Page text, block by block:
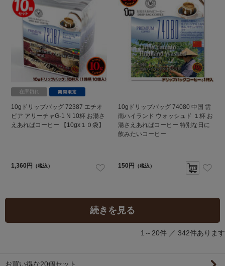
在庫切れ
10gドリップバッグ 72387 エチオ
ピア アリーチャG-1 N 10杯 お湯さ
えあればコーヒー 【10gx１０袋】
1,360円 （税込）
10gドリップバッグ 74080 中国 雲
南ハイランド ウォッシュド １杯 お
湯さえあればコーヒー 特別な日に
飲みたいコーヒー
150円 （税込）
続きを見る
1～20件 ／ 342件あります
お買い得な20個セット